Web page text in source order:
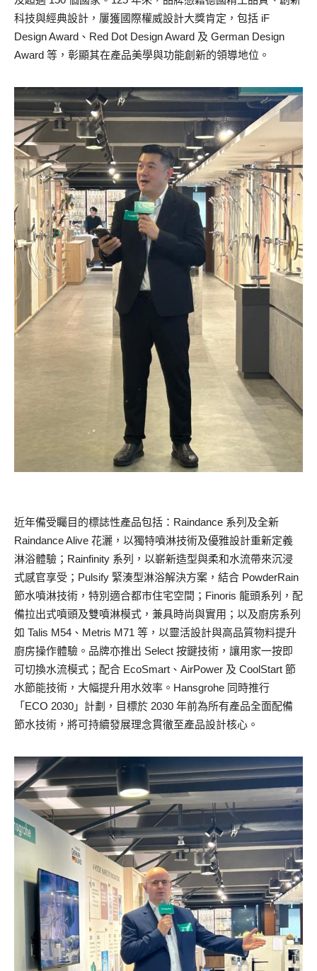
科技與經典設計，屢獲國際權威設計大獎肯定，包括 iF
Design Award、Red Dot Design Award 及 German Design
Award 等，彰顯其在產品美學與功能創新的領導地位。
近年備受矚目的標誌性產品包括：Raindance 系列及全新
Raindance Alive 花灑，以獨特噴淋技術及優雅設計重新定義
淋浴體驗；Rainfinity 系列，以嶄新造型與柔和水流帶來沉浸
式感官享受；Pulsify 緊湊型淋浴解決方案，結合 PowderRain
節水噴淋技術，特別適合都市住宅空間；Finoris 龍頭系列，配
備拉出式噴頭及雙噴淋模式，兼具時尚與實用；以及廚房系列
如 Talis M54、Metris M71 等，以靈活設計與高品質物料提升
廚房操作體驗。品牌亦推出 Select 按鍵技術，讓用家一按即
可切換水流模式；配合 EcoSmart、AirPower 及 CoolStart 節
水節能技術，大幅提升用水效率。Hansgrohe 同時推行
「ECO 2030」計劃，目標於 2030 年前為所有產品全面配備
節水技術，將可持續發展理念貫徹至產品設計核心。